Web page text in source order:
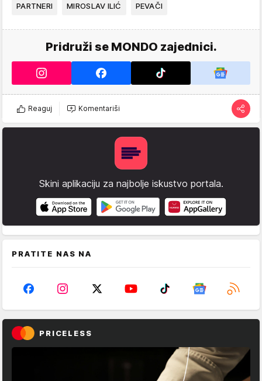
PARTNERI MIROSLAV ILIĆ PEVAČI
Pridruži se MONDO zajednici.
Reaguj Komentariši
Skini aplikaciju za najbolje iskustvo portala.
PRATITE NAS NA
PRICELESS